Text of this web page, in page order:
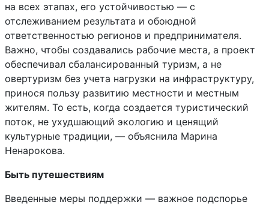
на всех этапах, его устойчивостью — с
отслеживанием результата и обоюдной
ответственностью регионов и предпринимателя.
Важно, чтобы создавались рабочие места, а проект
обеспечивал сбалансированный туризм, а не
овертуризм без учета нагрузки на инфраструктуру,
принося пользу развитию местности и местным
жителям. То есть, когда создается туристический
поток, не ухудшающий экологию и ценящий
культурные традиции, — объяснила Марина
Ненарокова.
Быть путешествиям
Введенные меры поддержки — важное подспорье